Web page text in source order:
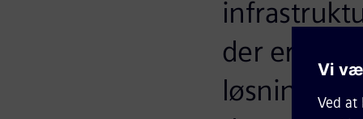
der er
løsning,